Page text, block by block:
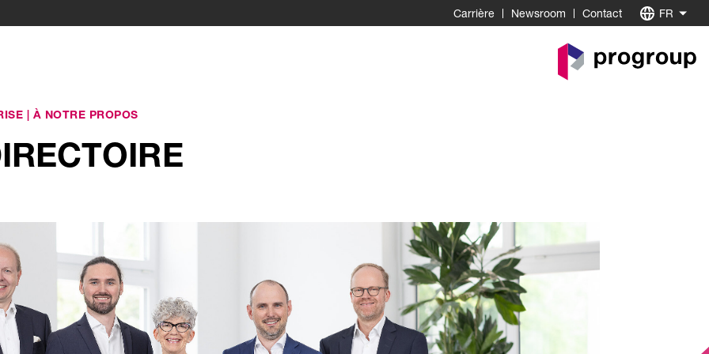
Carrière Newsroom Contact FR
to
Homepage
| À NOTRE PROPOS